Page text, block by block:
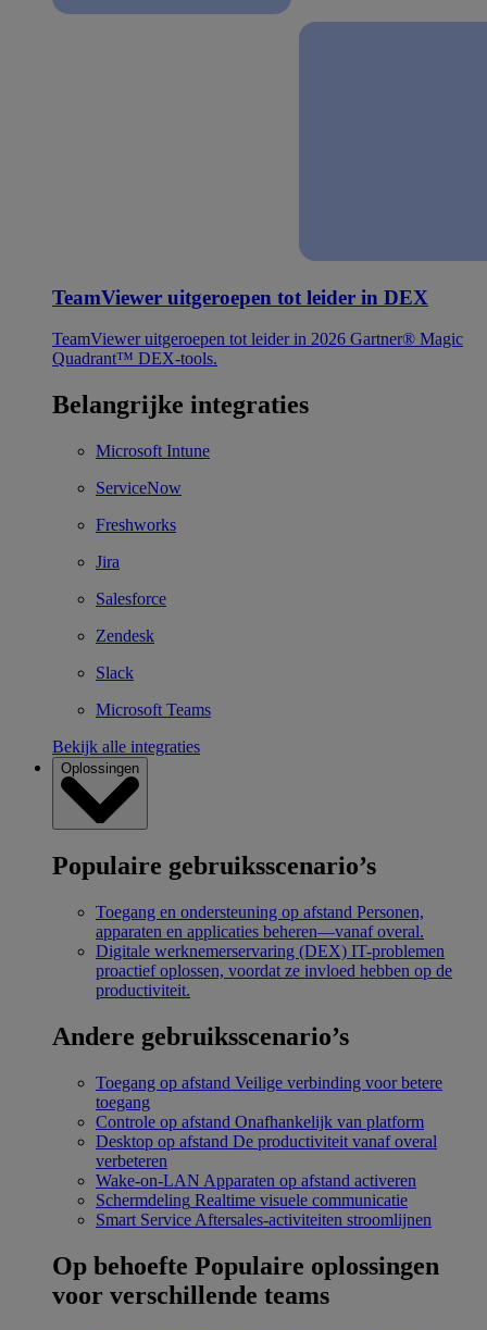
TeamViewer uitgeroepen tot leider in DEX
TeamViewer uitgeroepen tot leider in 2026 Gartner® Magic
Quadrant™ DEX-tools.
Belangrijke integraties
Microsoft Intune
ServiceNow
Freshworks
Jira
Salesforce
Zendesk
Slack
Microsoft Teams
Bekijk alle integraties
Oplossingen
Populaire gebruiksscenario’s
Toegang en ondersteuning op afstand Personen,
apparaten en applicaties beheren—vanaf overal.
Digitale werknemerservaring (DEX) IT-problemen
proactief oplossen, voordat ze invloed hebben op de
productiviteit.
Andere gebruiksscenario’s
Toegang op afstand Veilige verbinding voor betere
toegang
Controle op afstand Onafhankelijk van platform
Desktop op afstand De productiviteit vanaf overal
verbeteren
Wake-on-LAN Apparaten op afstand activeren
Schermdeling Realtime visuele communicatie
Smart Service Aftersales-activiteiten stroomlijnen
Op behoefte Populaire oplossingen
voor verschillende teams